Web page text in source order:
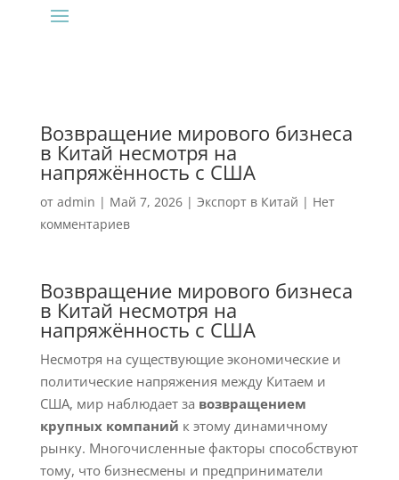
Возвращение мирового бизнеса
в Китай несмотря на
напряжённость с США
от admin | Май 7, 2026| Экспорт в Китай | Нет
комментариев
Возвращение мирового бизнеса
в Китай несмотря на
напряжённость с США
Несмотря на существующие экономические и
политические напряжения между Китаем и
США, мир наблюдает за возвращением
крупных компаний к этому динамичному
рынку. Многочисленные факторы способствуют
тому, что бизнесмены и предприниматели